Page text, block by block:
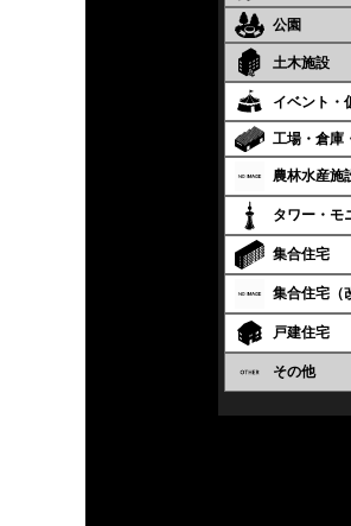
公園
土木施設
イベント・
工場・倉庫
農林水産施
タワー・モ
集合住宅
集合住宅（
戸建住宅
その他